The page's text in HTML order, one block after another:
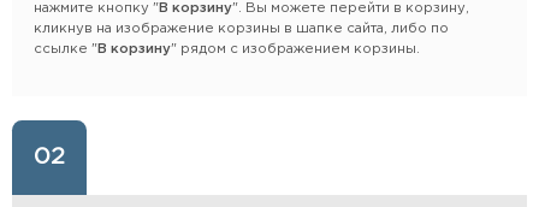
нажмите кнопку " В корзину". Вы можете перейти в корзину,
кликнув на изображение корзины в шапке сайта, либо по
ссылке " В корзину" рядом с изображением корзины.
02